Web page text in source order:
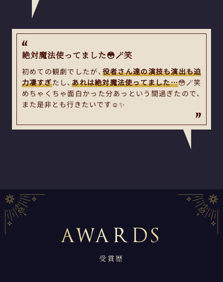
絶対魔法使ってました😳🪄笑
初めての観劇でしたが、 役者さん達の演技も演出も迫
力凄すぎたし、あれは絶対魔法使ってました…😳🪄笑
めちゃくちゃ面白かった分あっという間過ぎたので、
また是非とも行きたいです☺️✨
受賞歴